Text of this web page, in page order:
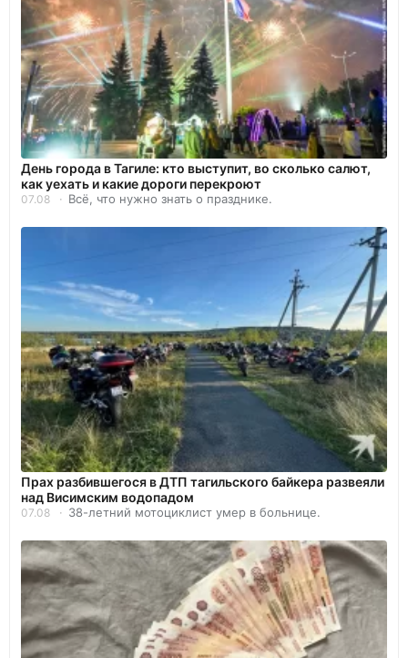
День города в Тагиле: кто выступит, во сколько салют,
как уехать и какие дороги перекроют
07.08 Всё, что нужно знать о празднике.
Прах разбившегося в ДТП тагильского байкера развеяли
над Висимским водопадом
07.08 38-летний мотоциклист умер в больнице.